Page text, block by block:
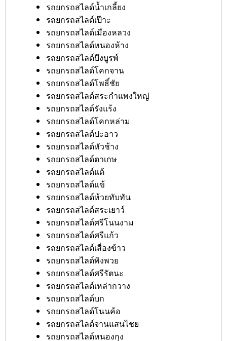
รถยกรถสไลด์น้ำเกลี้ยง
รถยกรถสไลด์เป๊าะ
รถยกรถสไลด์เมืองหลวง
รถยกรถสไลด์หนองห้าง
รถยกรถสไลด์บึงบูรพ์
รถยกรถสไลด์โคกจาน
รถยกรถสไลด์โพธิ์ชัย
รถยกรถสไลด์สระกำแพงใหญ่
รถยกรถสไลด์รังแร้ง
รถยกรถสไลด์โคกหล่าม
รถยกรถสไลด์ปะอาว
รถยกรถสไลด์หัวช้าง
รถยกรถสไลด์ตาเกษ
รถยกรถสไลด์แต้
รถยกรถสไลด์แข้
รถยกรถสไลด์ห้วยทับทัน
รถยกรถสไลด์สระเยาว์
รถยกรถสไลด์ศรีโนนงาม
รถยกรถสไลด์ศรีแก้ว
รถยกรถสไลด์เสื่องข้าว
รถยกรถสไลด์พิงพวย
รถยกรถสไลด์ศรีรัตนะ
รถยกรถสไลด์เหล่ากวาง
รถยกรถสไลด์บก
รถยกรถสไลด์โนนค้อ
รถยกรถสไลด์จานแสนไชย
รถยกรถสไลด์หนองกุง